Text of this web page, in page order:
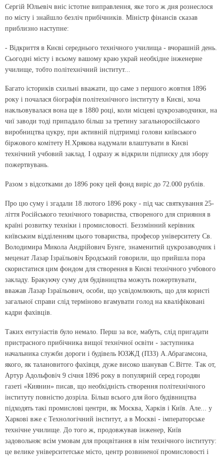
Сергій Юльевіч вніс істотне виправлення, яке того ж дня рознеслося
по місту і знайшло безліч прибічників. Міністр фінансів сказав
приблизно наступне:
- Відкриття в Києві середнього технічного училища - вчорашній день.
Сьогодні місту і всьому вашому краю украй необхідне інженерне
училище, тобто політехнічний інститут...
Багато істориків схильні вважати, що саме з першого жовтня 1896
року і почалася біографія політехнічного інституту в Києві, хоча
накльовувалася вона ще в 1880 році, коли місцеві цукрозаводчики, на
чиї заводи тоді припадало більш за третину загальноросійського
виробництва цукру, при активній підтримці голови київського
біржового комітету Н.Хрякова надумали влаштувати в Києві
технічний учбовий заклад. І одразу ж відкрили підписку для збору
пожертвувань.
Разом з відсотками до 1896 року цей фонд виріс до 72.000 рублів.
Про цю суму і згадали 18 лютого 1896 року - під час святкування 25-
ліття Російського технічного товариства, створеного для сприяння в
країні розвитку техніки і промисловості. Беззмінний керівник
київським відділенням цього товариства, професор університету Св.
Володимира Микола Андрійович Бунге, знаменитий цукрозаводчик і
меценат Лазар Ізраїльовіч Бродський говорили, що прийшла пора
скористатися цим фондом для створення в Києві технічного учбового
закладу. Бракуючу суму для будівництва можуть пожертвувати,
вважав Лазар Ізраїльович, особи, що усвідомлюють, що для користі
загальної справи слід терміново вгамувати голод на кваліфіковані
кадри фахівців.
Таких ентузіастів було немало. Перш за все, мабуть, слід пригадати
пристрасного прибічника вищої технічної освіти - заступника
начальника служби дороги і будівель ЮЗЖД (ПЗЗ) А.Абрагамсона,
якого, як талановитого фахівця, дуже високо шанував С.Вітте. Так от,
Артур Адольфовіч 9 січня 1896 року в популярній серед городян
газеті «Киянин» писав, що необхідність створення політехнічного
інституту повністю дозріла. Більш всього для його будівництва
підходять такі промислові центри, як Москва, Харків і Київ. Але... у
Харкові вже є Технологічний інститут, а в Москві - імператорське
технічне училище. До того ж, продовжував інженер, Київ
задовольняє всім умовам для процвітання в нім технічного інституту:
це велике університетське місто, центр розвиненої промисловості і